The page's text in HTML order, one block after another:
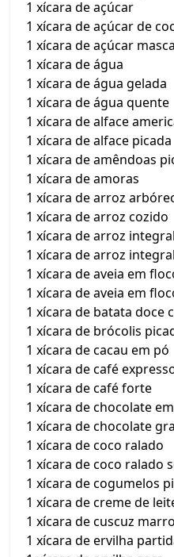
1 xícara de açúcar
1 xícara de açúcar de
1 xícara de açúcar
1 xícara de água
1 xícara de água gelada
1 xícara de água quente
1 xícara de alface
1 xícara de alface picada
1 xícara de amêndoas
1 xícara de amoras
1 xícara de arroz
1 xícara de arroz cozido
1 xícara de arroz integral
1 xícara de arroz
1 xícara de aveia em
1 xícara de aveia em
1 xícara de batata doce
1 xícara de brócolis
1 xícara de cacau em pó
1 xícara de café
1 xícara de café forte
1 xícara de chocolate
1 xícara de chocolate
1 xícara de coco ralado
1 xícara de coco ralado
1 xícara de cogumelos
1 xícara de creme de
1 xícara de cuscuz
1 xícara de ervilha